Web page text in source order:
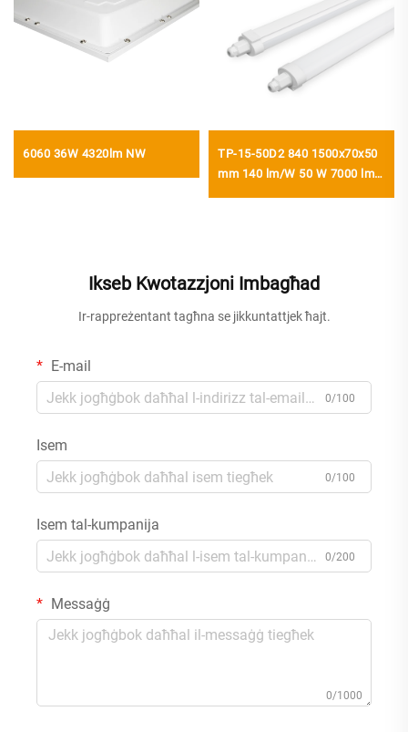
6060 36W 4320lm NW
TP-15-50D2 840 1500x70x50
mm 140 lm/W 50 W 7000 lm
Ikseb Kwotazzjoni Imbagħad
Ir-rappreżentant tagħna se jikkuntattjek ħajt.
E-mail
0/100
Isem
0/100
Isem tal-kumpanija
0/200
Messaġġ
0/1000